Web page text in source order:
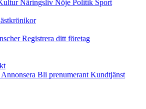
Näringsliv Nöje Politik Sport
Registrera ditt företag
Annonsera Bli prenumerant Kundtjänst